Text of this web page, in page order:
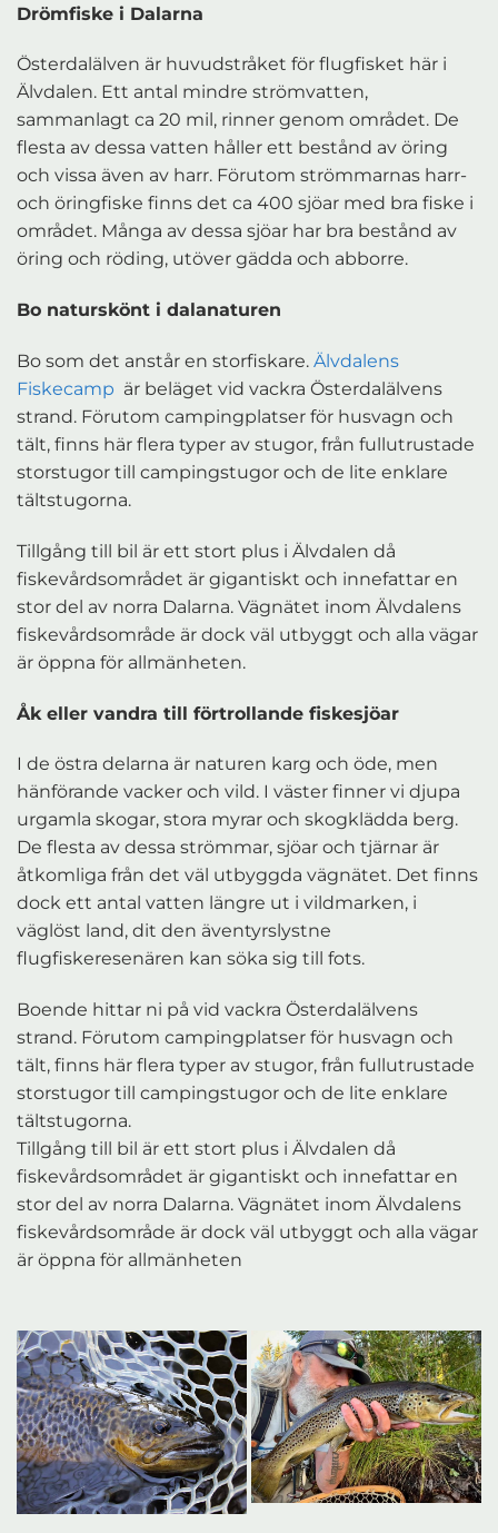
Drömfiske i Dalarna
Österdalälven är huvudstråket för flugfisket här i
Älvdalen. Ett antal mindre strömvatten,
sammanlagt ca 20 mil, rinner genom området. De
flesta av dessa vatten håller ett bestånd av öring
och vissa även av harr. Förutom strömmarnas harr-
och öringfiske finns det ca 400 sjöar med bra fiske i
området. Många av dessa sjöar har bra bestånd av
öring och röding, utöver gädda och abborre.
Bo naturskönt i dalanaturen
Bo som det anstår en storfiskare. Älvdalens
Fiskecamp är beläget vid vackra Österdalälvens
strand. Förutom campingplatser för husvagn och
tält, finns här flera typer av stugor, från fullutrustade
storstugor till campingstugor och de lite enklare
tältstugorna.
Tillgång till bil är ett stort plus i Älvdalen då
fiskevårdsområdet är gigantiskt och innefattar en
stor del av norra Dalarna. Vägnätet inom Älvdalens
fiskevårdsområde är dock väl utbyggt och alla vägar
är öppna för allmänheten.
Åk eller vandra till förtrollande fiskesjöar
I de östra delarna är naturen karg och öde, men
hänförande vacker och vild. I väster finner vi djupa
urgamla skogar, stora myrar och skogklädda berg.
De flesta av dessa strömmar, sjöar och tjärnar är
åtkomliga från det väl utbyggda vägnätet. Det finns
dock ett antal vatten längre ut i vildmarken, i
väglöst land, dit den äventyrslystne
flugfiskeresenären kan söka sig till fots.
Boende hittar ni på vid vackra Österdalälvens
strand. Förutom campingplatser för husvagn och
tält, finns här flera typer av stugor, från fullutrustade
storstugor till campingstugor och de lite enklare
tältstugorna.
Tillgång till bil är ett stort plus i Älvdalen då
fiskevårdsområdet är gigantiskt och innefattar en
stor del av norra Dalarna. Vägnätet inom Älvdalens
fiskevårdsområde är dock väl utbyggt och alla vägar
är öppna för allmänheten